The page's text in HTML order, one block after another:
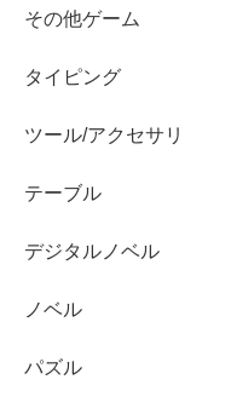
その他ゲーム
タイピング
ツール/アクセサリ
テーブル
デジタルノベル
ノベル
パズル